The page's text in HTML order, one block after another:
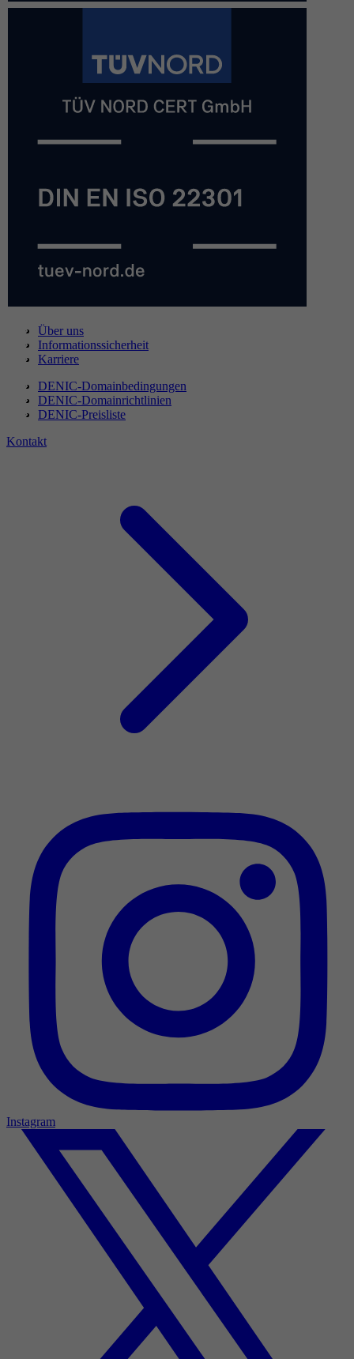
Über uns
Informationssicherheit
Karriere
DENIC-Domainbedingungen
DENIC-Domainrichtlinien
DENIC-Preisliste
Kontakt
Instagram